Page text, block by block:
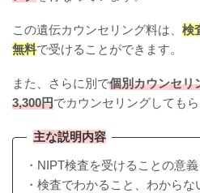
この遺伝カウンセリング料は、 検
無料で受けることができます。
また、さらに別で個別カウンセリ
3,300円でカウンセリングしても
主な説明内容
・NIPT検査を受けることの意義
・検査でわかること、わからな